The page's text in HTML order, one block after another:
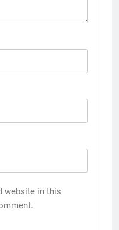
website in this